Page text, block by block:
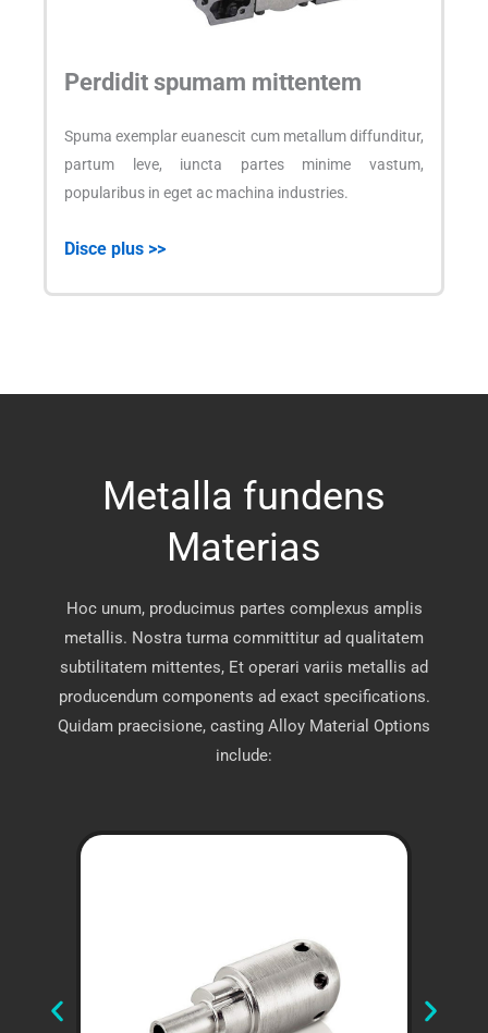
Perdidit spumam mittentem
Spuma exemplar euanescit cum metallum diffunditur,
partum leve, iuncta partes minime vastum,
popularibus in eget ac machina industries.
Disce plus >>
Metalla fundens
Materias
Hoc unum, producimus partes complexus amplis
metallis. Nostra turma committitur ad qualitatem
subtilitatem mittentes, Et operari variis metallis ad
producendum components ad exact specifications.
Quidam praecisione, casting Alloy Material Options
include: